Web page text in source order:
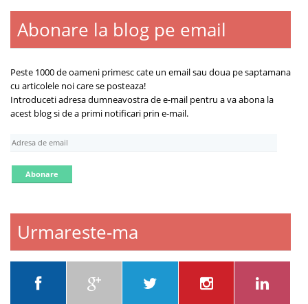
Abonare la blog pe email
Peste 1000 de oameni primesc cate un email sau doua pe saptamana
cu articolele noi care se posteaza!
Introduceti adresa dumneavostra de e-mail pentru a va abona la
acest blog si de a primi notificari prin e-mail.
A
r
e
e
m
Urmareste-ma